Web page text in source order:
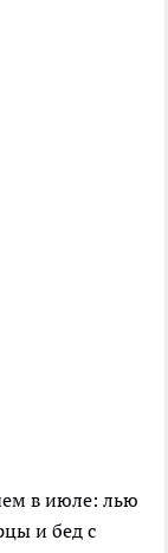
в июле: лью
и бед с